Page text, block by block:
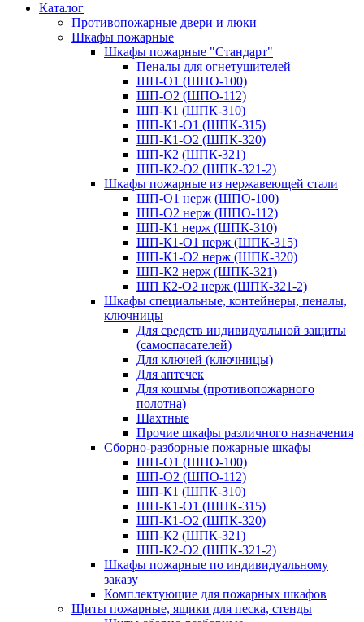
Каталог
Противопожарные двери и люки
Шкафы пожарные
Шкафы пожарные "Стандарт"
Пеналы для огнетушителей
ШП-О1 (ШПО-100)
ШП-О2 (ШПО-112)
ШП-К1 (ШПК-310)
ШП-К1-О1 (ШПК-315)
ШП-К1-О2 (ШПК-320)
ШП-К2 (ШПК-321)
ШП-К2-О2 (ШПК-321-2)
Шкафы пожарные из нержавеющей стали
ШП-О1 нерж (ШПО-100)
ШП-О2 нерж (ШПО-112)
ШП-К1 нерж (ШПК-310)
ШП-К1-О1 нерж (ШПК-315)
ШП-К1-О2 нерж (ШПК-320)
ШП-К2 нерж (ШПК-321)
ШП К2-О2 нерж (ШПК-321-2)
Шкафы специальные, контейнеры, пеналы,
ключницы
Для средств индивидуальной защиты
(самоспасателей)
Для ключей (ключницы)
Для аптечек
Для кошмы (противопожарного
полотна)
Шахтные
Прочие шкафы различного назначения
Сборно-разборные пожарные шкафы
ШП-О1 (ШПО-100)
ШП-О2 (ШПО-112)
ШП-К1 (ШПК-310)
ШП-К1-О1 (ШПК-315)
ШП-К1-О2 (ШПК-320)
ШП-К2 (ШПК-321)
ШП-К2-О2 (ШПК-321-2)
Шкафы пожарные по индивидуальному
заказу
Комплектующие для пожарных шкафов
Щиты пожарные, ящики для песка, стенды